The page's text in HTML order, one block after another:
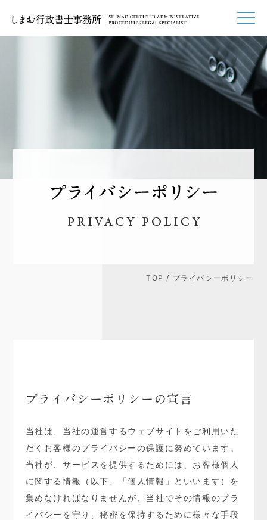
TOP / プライバシーポリシー
プライバシーポリシーの宣言
当社は、当社の運営するウェブサイトをご利用いた
だくお客様のプライバシーの保護に努めています。
当社が、サービスを提供するためには、お客様個人
に関する情報（以下、「個人情報」といいます）を
集めなければなりませんが、当社でその情報のプラ
イバシーを守り、秘密を保持するために様々な手段